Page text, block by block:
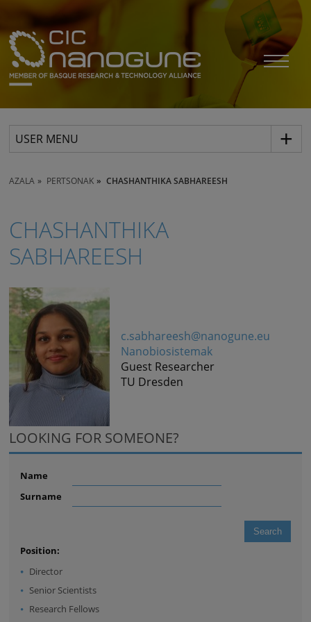
USER MENU
AZALA PERTSONAK CHASHANTHIKA SABHAREESH
CHASHANTHIKA
SABHAREESH
c.sabhareesh@nanogune.eu
Nanobiosistemak
Guest Researcher
TU Dresden
LOOKING FOR SOMEONE?
Name
Surname
Position:
Director
Senior Scientists
Research Fellows